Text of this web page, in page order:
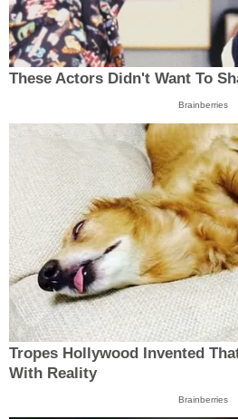
These Actors Didn't Want To
Brainberries
Tropes Hollywood Invented
With Reality
Brainberries